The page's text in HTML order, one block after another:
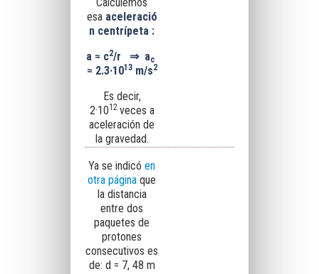
esa aceleració
n centrípeta :
a ≈ c2/r ⇒ ac
≈ 2.3·1013m/s2
Es decir,
2·1012 veces a
aceleración de
la gravedad.
Ya se indicóen
otra página que
la distancia
entre dos
paquetes de
protones
consecutivos es
de: d = 7, 48 m